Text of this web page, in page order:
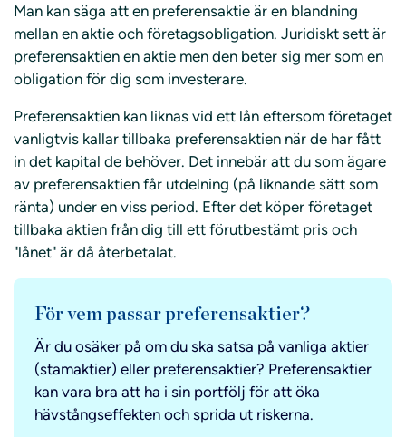
Man kan säga att en preferensaktie är en blandning
mellan en aktie och företagsobligation. Juridiskt sett är
preferensaktien en aktie men den beter sig mer som en
obligation för dig som investerare.
Preferensaktien kan liknas vid ett lån eftersom företaget
vanligtvis kallar tillbaka preferensaktien när de har fått
in det kapital de behöver. Det innebär att du som ägare
av preferensaktien får utdelning (på liknande sätt som
ränta) under en viss period. Efter det köper företaget
tillbaka aktien från dig till ett förutbestämt pris och
"lånet" är då återbetalat.
För vem passar preferensaktier?
Är du osäker på om du ska satsa på vanliga aktier
(stamaktier) eller preferensaktier? Preferensaktier
kan vara bra att ha i sin portfölj för att öka
hävstångseffekten och sprida ut riskerna.